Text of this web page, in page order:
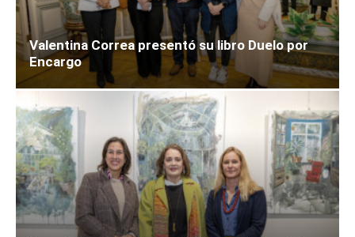
Valentina Correa presentó su libro Duelo por
Encargo